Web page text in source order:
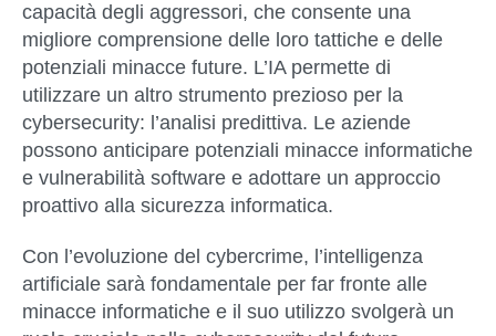
capacità degli aggressori, che consente una
migliore comprensione delle loro tattiche e delle
potenziali minacce future. L’IA permette di
utilizzare un altro strumento prezioso per la
cybersecurity: l’analisi predittiva. Le aziende
possono anticipare potenziali minacce informatiche
e vulnerabilità software e adottare un approccio
proattivo alla sicurezza informatica.
Con l’evoluzione del cybercrime, l’intelligenza
artificiale sarà fondamentale per far fronte alle
minacce informatiche e il suo utilizzo svolgerà un